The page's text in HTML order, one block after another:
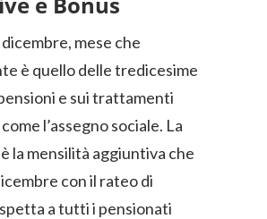
mese che
è quello delle tredicesime
e sui trattamenti
l’assegno sociale. La
la mensilità aggiuntiva che
con il rateo di
a tutti i pensionati